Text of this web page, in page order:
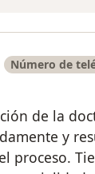
Número de
de la
y
proceso.